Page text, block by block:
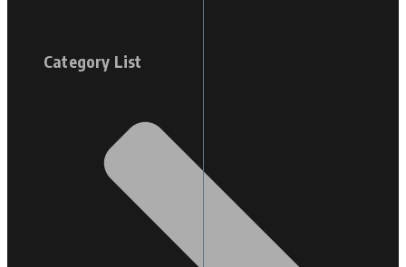
Category List